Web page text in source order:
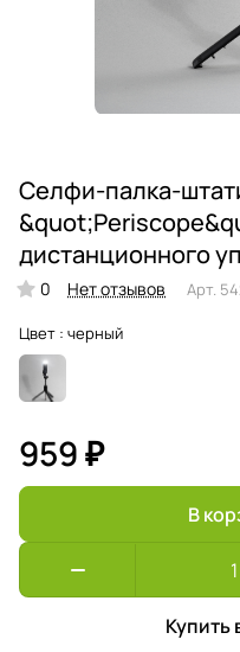
Селфи-палка-
дистанционного
0 Нет отзывов Арт.
Цвет : черный
959 ₽
В
Купить